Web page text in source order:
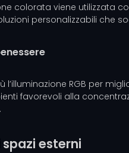
colorata viene utilizzata
personalizzabili che
RGB per
favorevoli alla
spazi esterni